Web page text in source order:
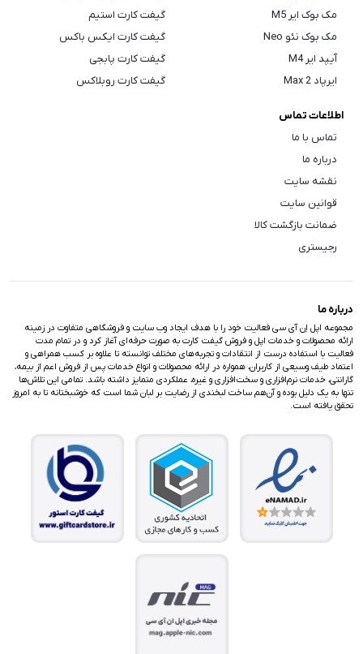
مک بوک ایر M5
مک بوک نئو Neo
آیپد ایر M4
ایرپاد Max 2
گیفت کارت استیم
گیفت کارت ایکس باکس
گیفت کارت پابجی
گیفت کارت روبلاکس
اطلاعات تماس
تماس با ما
درباره ما
نقشه سایت
قوانین سایت
ضمانت بازگشت کالا
رجیستری
درباره ما
مجموعه اپل اِن آی سی فعالیت خود را با هدف ایجاد وب سایت و فروشگاهی متفاوت در زمینه
ارائه محصولات و خدمات اپل و فروش گیفت کارت به صورت حرفه‌ای آغاز کرد و در تمام مدت
فعالیت با استفاده درست از انتقادات و تجربه‌های مختلف توانسته تا علاوه بر کسب همراهی و
اعتماد طیف وسیعی از کاربران، همواره در ارائه محصولات و انواع خدمات پس از فروش اعم از بیمه،
گارانتی، خدمات نرم‌افزاری و سخت‌افزاری و غیره، عملکردی متمایز داشته باشد. تمامی این تلاش‌ها
تنها به یک دلیل بوده و آن‌هم ساخت لبخندی از رضایت بر لبان شما است که خوشبختانه تا به امروز
تحقق یافته است.